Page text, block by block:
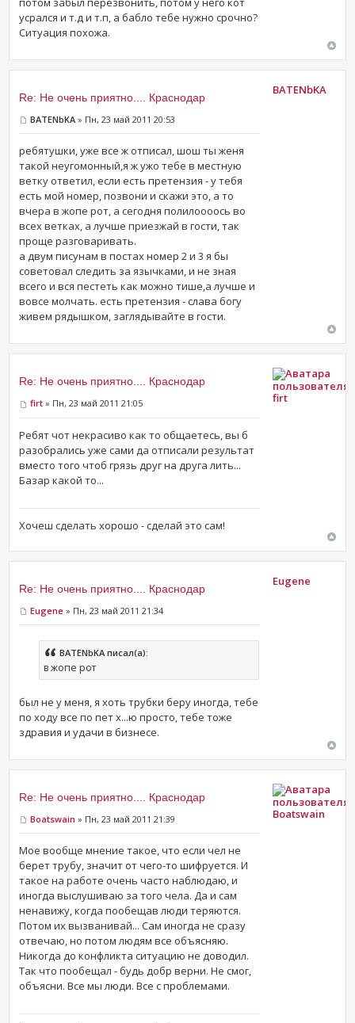
усрался и т.д и т.п, а бабло тебе нужно срочно?
Ситуация похожа.
Re: Не очень приятно.... Краснодар
BATENbKA » Пн, 23 май 2011 20:53
ребятушки, уже все ж отписал, шош ты женя
такой неугомонный,я ж ужо тебе в местную
ветку ответил, если есть претензия - у тебя
есть мой номер, позвони и скажи это, а то
вчера в жопе рот, а сегодня полилоооось во
всех ветках, а лучше приезжай в гости, так
проще разговаривать.
а двум писунам в постах номер 2 и 3 я бы
советовал следить за язычками, и не зная
всего и вся пестеть как можно тише,а лучше и
вовсе молчать. есть претензия - слава богу
живем рядышком, заглядывайте в гости.
BATENbKA
Re: Не очень приятно.... Краснодар
firt » Пн, 23 май 2011 21:05
Ребят чот некрасиво как то общаетесь, вы б
разобрались уже сами да отписали результат
вместо того чтоб грязь друг на друга лить...
Базар какой то...
Хочеш сделать хорошо - сделай это сам!
firt
Re: Не очень приятно.... Краснодар
Eugene » Пн, 23 май 2011 21:34
BATENbKA писал(а):
в жопе рот
был не у меня, я хоть трубки беру иногда, тебе
по ходу все по пет х...ю просто, тебе тоже
здравия и удачи в бизнесе.
Eugene
Re: Не очень приятно.... Краснодар
Boatswain » Пн, 23 май 2011 21:39
Мое вообще мнение такое, что если чел не
берет трубу, значит от чего-то шифруется. И
такое на работе очень часто наблюдаю, и
иногда выслушиваю за того чела. Да и сам
ненавижу, когда пообещав люди теряются.
Потом их вызванивай... Сам иногда не сразу
отвечаю, но потом людям все объясняю.
Никогда до конфликта ситуацию не доводил.
Так что пообещал - будь добр верни. Не смог,
объясни. Все мы люди. Все с проблемами.
Boatswain